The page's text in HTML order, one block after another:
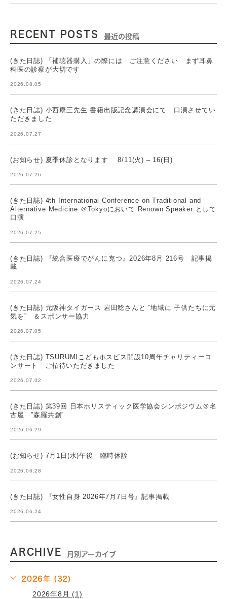
RECENT POSTS 最近の投稿
(きた日誌) 「補聴器購入」の際には ご注意ください まず耳鼻
科医の診察が大切です
2026.08.05
(きた日誌) 小西康三先生 書籍出版記念講演会にて 口演させてい
ただきました
2026.07.27
(お知らせ) 夏季休診となります 8/11(火) – 16(日)
2026.07.26
(きた日誌) 4th International Conference on Traditional and
Alternative Medicine ＠Tokyoにおいて Renown Speaker として
口演
2026.07.25
(きた日誌) 『統合医療でがんに克つ』2026年8月 216号 記事掲
載
2026.07.24
(きた日誌) 元阪神タイガース 岩田稔さんと ”地域に 子供たちに元
気を” ＆スポンサー協力
2026.07.05
(きた日誌) TSURUMIこどもホスピス開設10周年チャリティーコ
ンサート ご招待いただきました
2026.07.02
(きた日誌) 第39回 日本ホリスティック医学協会シンポジウム＠名
古屋 ”森羅共創”
2026.06.29
(お知らせ) 7月1日(水)午後 臨時休診
2026.06.28
(きた日誌) 『女性自身 2026年7月7日号』記事掲載
2026.06.24
ARCHIVE 月別アーカイブ
2026年 (32)
2026年8月 (1)